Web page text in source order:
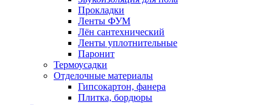
Прокладки
Ленты ФУМ
Лён сантехнический
Ленты уплотнительные
Паронит
Термоусадки
Отделочные материалы
Гипсокартон, фанера
Плитка, бордюры